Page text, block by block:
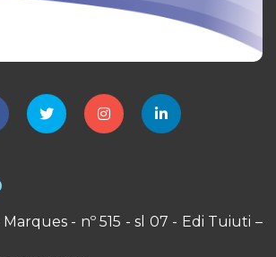
- nº 515 - sl 07 - Edi Tuiuti –